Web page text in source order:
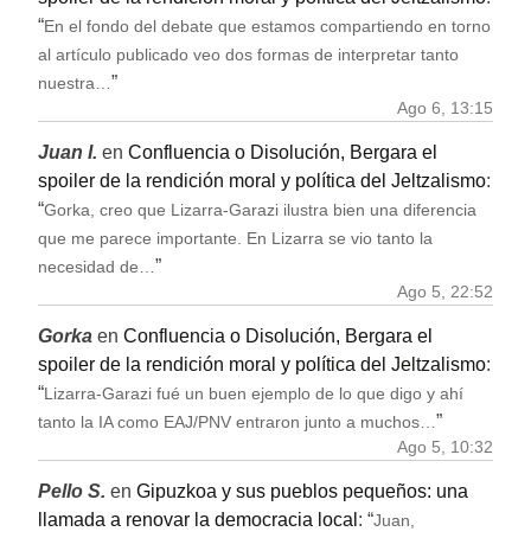
“En el fondo del debate que estamos compartiendo en torno
al artículo publicado veo dos formas de interpretar tanto
nuestra…”
Ago 6, 13:15
Juan I. en Confluencia o Disolución, Bergara el
spoiler de la rendición moral y política del Jeltzalismo:
“Gorka, creo que Lizarra-Garazi ilustra bien una diferencia
que me parece importante. En Lizarra se vio tanto la
necesidad de…”
Ago 5, 22:52
Gorka en Confluencia o Disolución, Bergara el
spoiler de la rendición moral y política del Jeltzalismo:
“Lizarra-Garazi fué un buen ejemplo de lo que digo y ahí
tanto la IA como EAJ/PNV entraron junto a muchos…”
Ago 5, 10:32
Pello S. en Gipuzkoa y sus pueblos pequeños: una
llamada a renovar la democracia local : “Juan,